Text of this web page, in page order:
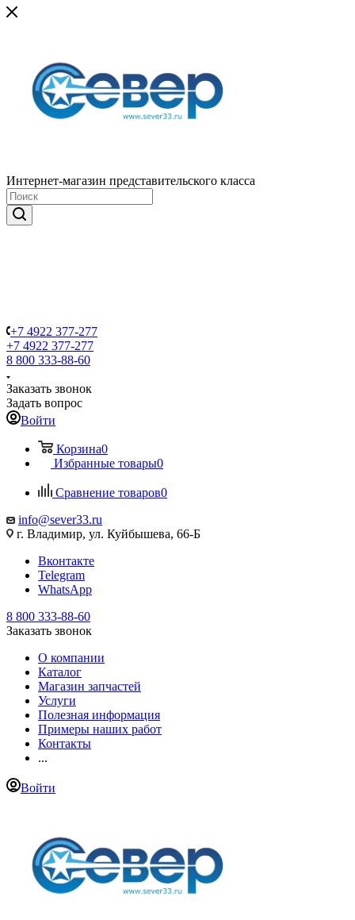
Интернет-магазин представительского класса
+7 4922 377-277
+7 4922 377-277
8 800 333-88-60
Заказать звонок
Задать вопрос
Войти
Корзина0
Избранные товары0
Сравнение товаров0
info@sever33.ru
г. Владимир, ул. Куйбышева, 66-Б
Вконтакте
Telegram
WhatsApp
8 800 333-88-60
Заказать звонок
О компании
Каталог
Магазин запчастей
Услуги
Полезная информация
Примеры наших работ
Контакты
...
Войти